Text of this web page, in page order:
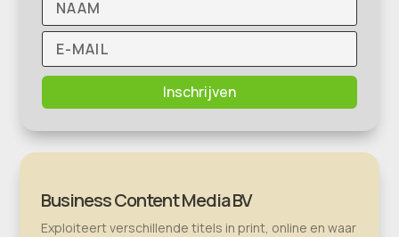
Inschrijven
Business Content Media BV
Exploiteert verschillende titels in print, online en waar